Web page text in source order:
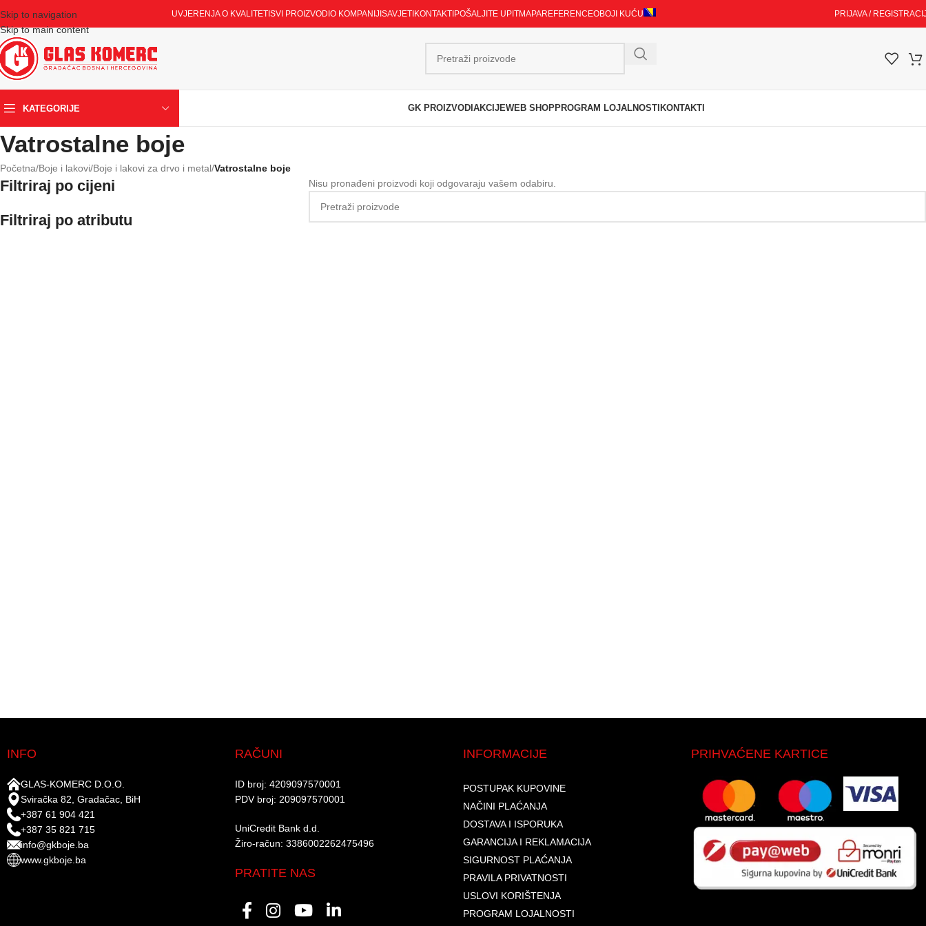
Skip to navigation
Skip to main content
UVJERENJA O KVALITETI SVI PROIZVODI O KOMPANIJI SAVJETI KONTAKTI POŠALJITE UPITMAPAREFERENCEOBOJI KUĆU PRIJAVA /
KATEGORIJE GK PROIZVODI AKCIJEWEB SHOPPROGRAM LOJALNOSTI KONTAKTI
Vatrostalne boje
Početna/Boje i lakovi/Boje i lakovi za drvo i metal/Vatrostalne boje
Filtriraj po cijeni
Filtriraj po atributu
Nisu pronađeni proizvodi koji odgovaraju vašem odabiru.
INFO
GLAS-KOMERC D.O.O.
Sviračka 82, Gradačac, BiH
+387 61 904 421
+387 35 821 715
info@gkboje.ba
www.gkboje.ba
RAČUNI
ID broj: 4209097570001​
PDV broj: 209097570001 ​
UniCredit Bank d.d.​
Žiro-račun: 3386002262475496​​
PRATITE NAS
INFORMACIJE
POSTUPAK KUPOVINE
NAČINI PLAĆANJA
DOSTAVA I ISPORUKA
GARANCIJA I REKLAMACIJA
SIGURNOST PLAĆANJA
PRAVILA PRIVATNOSTI
USLOVI KORIŠTENJA
PROGRAM LOJALNOSTI
PRIHVAĆENE KARTICE